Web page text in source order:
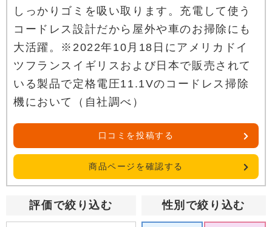
しっかりゴミを吸い取ります。充電して使う
コードレス設計だから屋外や車のお掃除にも
大活躍。※2022年10月18日にアメリカドイ
ツフランスイギリスおよび日本で販売されて
いる製品で定格電圧11.1Vのコードレス掃除
機において（自社調べ）
口コミを投稿する
商品ページを確認する
評価で絞り込む 性別で絞り込む